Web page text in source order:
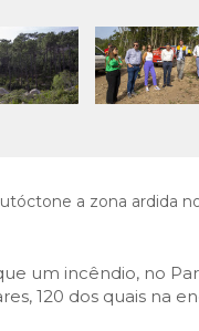
a zona ardida
um incêndio, no
120 dos quais na